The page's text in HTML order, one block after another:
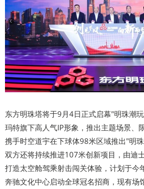
东方明珠塔将于9月4日正式启幕"明珠潮
玛特旗下高人气IP形象，推出主题场景、
携手时空道宇在下球体98米区域推出"明珠
双方还将持续推进107米创新项目，由迪
打造太空舱驾乘射击闯关体验，计划于今
奔驰文化中心启动全球冠名招商，现有场